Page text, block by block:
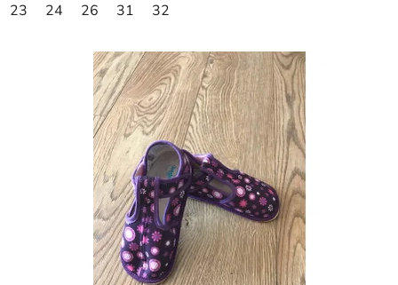
23 24 26 31 32